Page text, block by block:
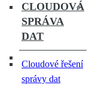
CLOUDOVÁ
SPRÁVA
DAT
Cloudové řešení
správy dat